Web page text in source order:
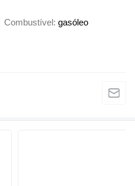
Combustível gasóleo